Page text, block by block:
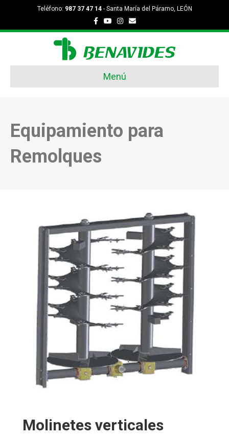
Teléfono: 987 37 47 14- Santa María del Páramo, LEÓN
FacebookYoutubeInstagram
Email
Menú
Equipamiento para
Remolques
Molinetes verticales